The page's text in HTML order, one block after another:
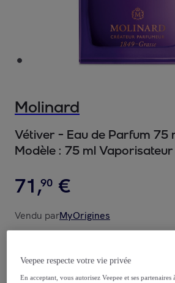
Molinard
Vétiver - Eau de Parfum 75
Modèle : 75 ml Vaporisateur
71,90 €
Vendu parMyOrigines
Veepee respecte votre vie privée
En acceptant, vous autorisez Veepee et ses partenaires